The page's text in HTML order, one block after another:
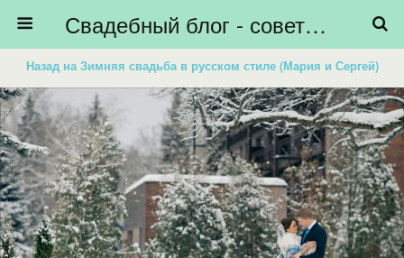
Свадебный блог - советы невестам, подготовка к свадьбе - HiBride
Назад на Зимняя свадьба в русском стиле (Мария и Сергей)